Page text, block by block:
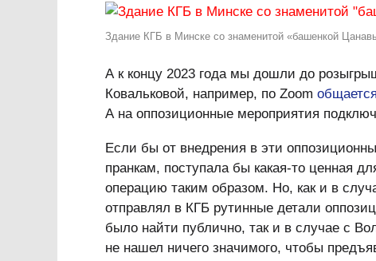
Здание КГБ в Минске со знаменитой «башенкой
А к концу 2023 года мы дошли до
Ковальковой, например, по Zoom общается
А на оппозиционные мероприятия
Если бы от внедрения в эти
пранкам, поступала бы какая-то ценная
операцию таким образом. Но, как и в
отправлял в КГБ рутинные детали
было найти публично, так и в случае с
не нашел ничего значимого, чтобы